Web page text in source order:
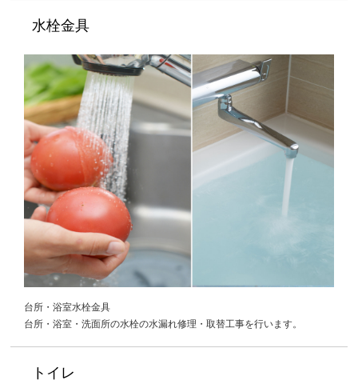
水栓金具
台所・浴室水栓金具
台所・浴室・洗面所の水栓の水漏れ修理・取替工事を行います。
トイレ